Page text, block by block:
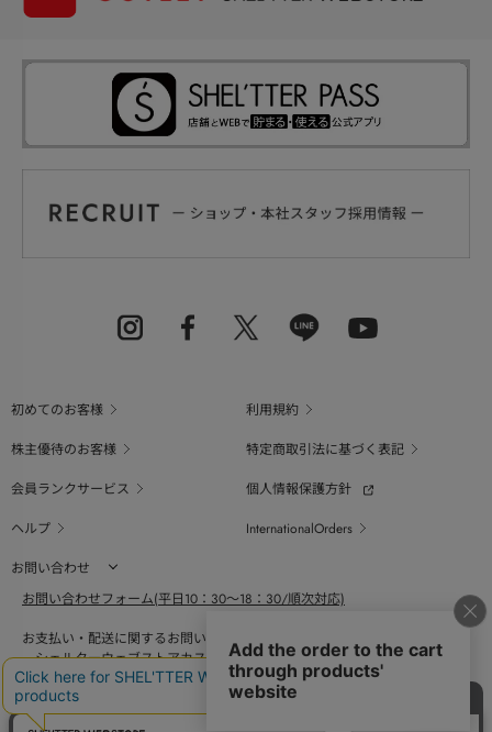
初めてのお客様
利用規約
株主優待のお客様
特定商取引法に基づく表記
会員ランクサービス
個人情報保護方針
ヘルプ
InternationalOrders
お問い合わせ
お問い合わせフォーム(平日10：30～18：30/順次対応)
お支払い・配送に関するお問い合わせ（平日10：30～18：00）
シェルターウェブストアカスタマーセンター
0800-123-6820
商品の素材、サイズ、仕様等に関するお問い合せ（平日10：30～18：00）
バロックジャパンリミテッドコールセンター